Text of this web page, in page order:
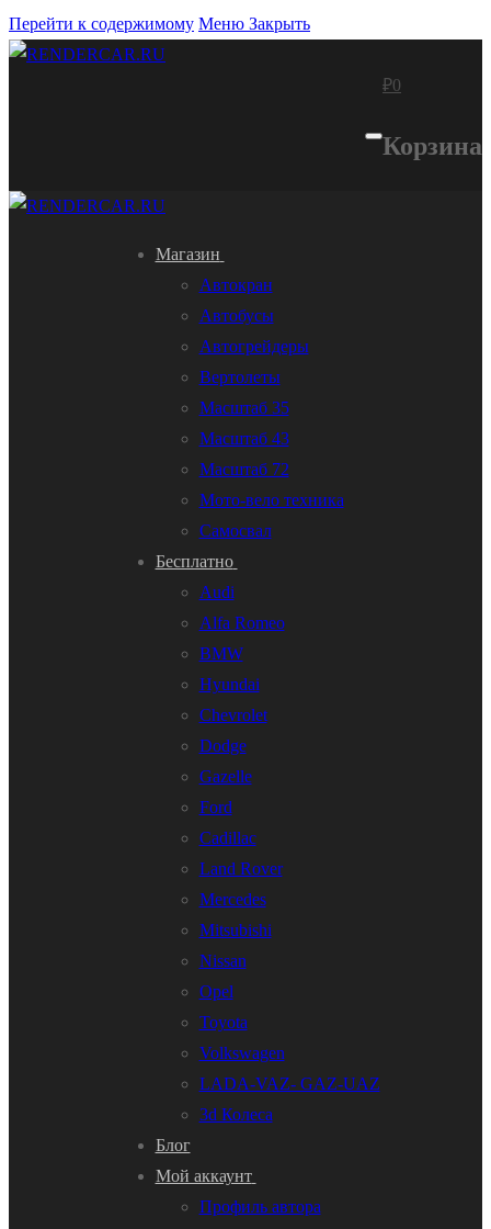
Перейти к содержимому Меню Закрыть
₽0
Корзина
Магазин
Автокран
Автобусы
Автогрейдеры
Вертолеты
Масштаб 35
Масштаб 43
Масштаб 72
Мото-вело техника
Самосвал
Бесплатно
Audi
Alfa Romeo
BMW
Hyundai
Chevrolet
Dodge
Gazelle
Ford
Cadillac
Land Rover
Mercedes
Mitsubishi
Nissan
Opel
Toyota
Volkswagen
LADA-VAZ- GAZ-UAZ
3d Колеса
Блог
Мой аккаунт
Профиль автора